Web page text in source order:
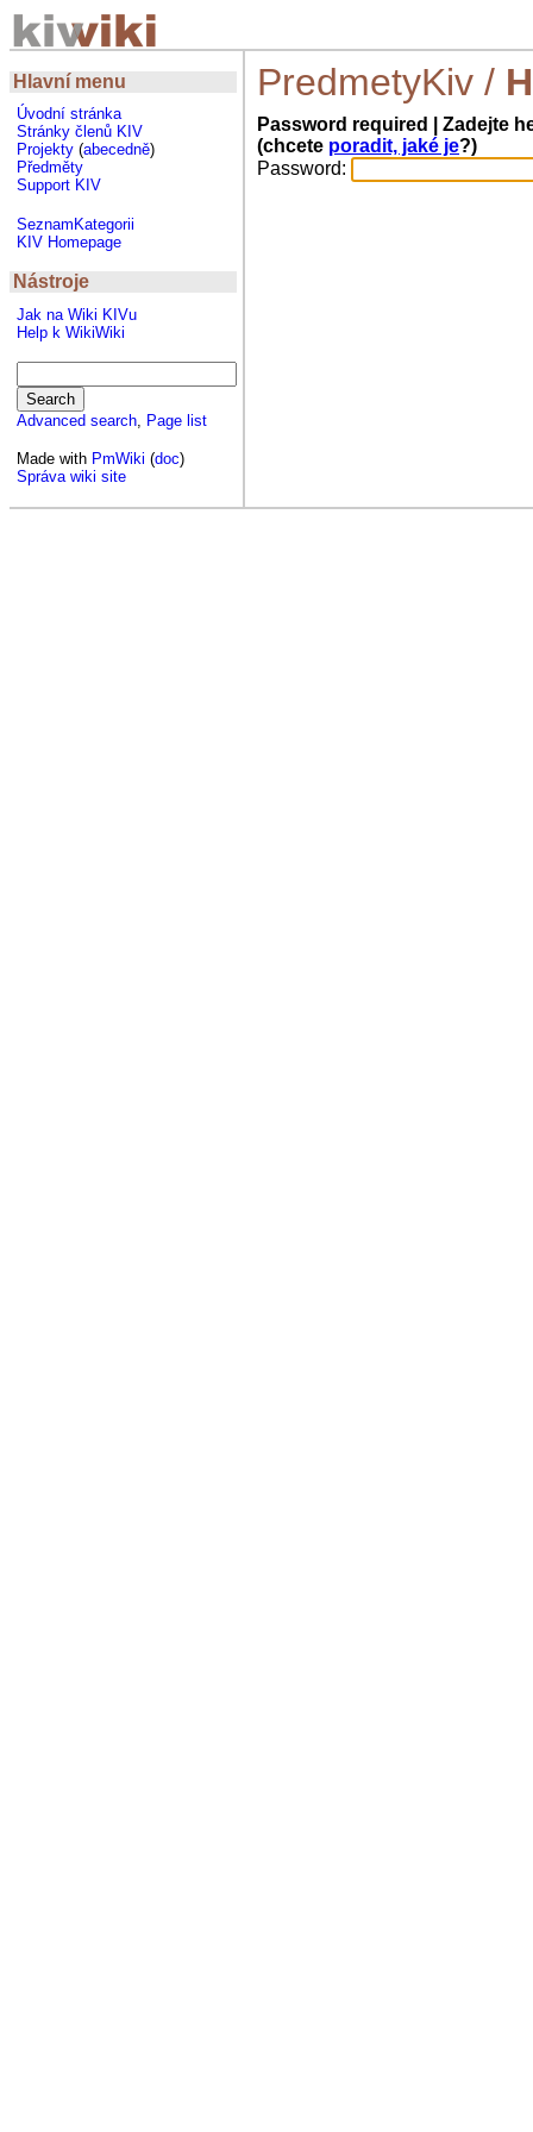
Hlavní menu
Úvodní stránka
Stránky členů KIV
Projekty (abecedně)
Předměty
Support KIV
SeznamKategorii
KIV Homepage
Nástroje
Jak na Wiki KIVu
Help k WikiWiki
Advanced search, Page list
Made with PmWiki (doc)
Správa wiki site
PredmetyKiv /
Password required | Zadejte
(chcete poradit, jaké je?)
Password: